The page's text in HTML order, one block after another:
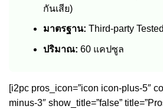
กันเสีย)
มาตรฐาน: Third-party
ปริมาณ: 60 แคปซูล
[i2pc pros_icon=”icon icon-plus-5″
minus-3″ show_title=”false”